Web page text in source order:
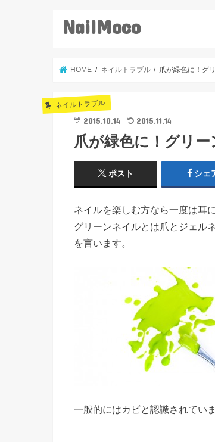
NailMoco
HOME ネイルトラブル 爪が緑色に！グ
ネイルトラブル
2015.10.14 2015.11.14
爪が緑色に！グリ
ポスト シェ
ネイルを楽しむ方なら一度は耳
グリーンネイルとは爪とジェル
を言います。
一般的にはカビと認識されていま